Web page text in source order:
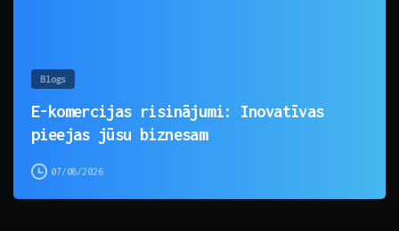
Blogs
E-komercijas risinājumi: Inovatīvas
pieejas jūsu biznesam
07/08/2026